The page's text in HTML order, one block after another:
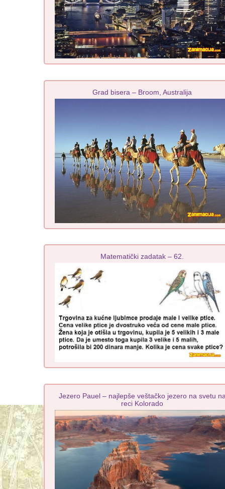
Grad bisera – Broom, Australija
Matematički zadatak – 62.
Jezero Pauel – najlepše veštačko jezero na svetu
reci Kolorado